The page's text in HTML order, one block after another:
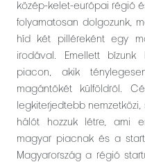
közép-kelet-európai régió
folyamatosan dolgozunk,
híd két pilléreként egy
irodával. Emellett
piacon, akik
magántőkét külföldről.
legkiterjedtebb
hálót hozzuk létre, ami
magyar piacnak és a
Magyarország a régió